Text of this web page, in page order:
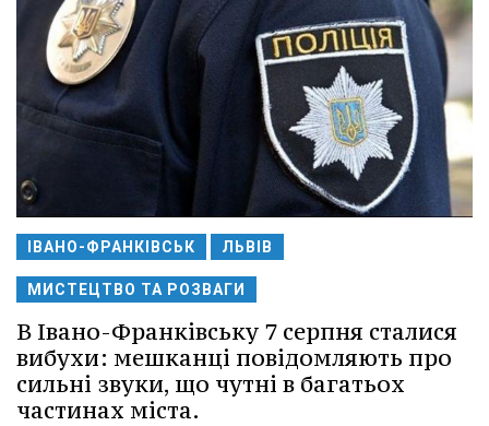
ІВАНО-ФРАНКІВСЬК ЛЬВІВ
МИСТЕЦТВО ТА РОЗВАГИ
В Івано-Франківську 7 серпня сталися
вибухи: мешканці повідомляють про
сильні звуки, що чутні в багатьох
частинах міста.